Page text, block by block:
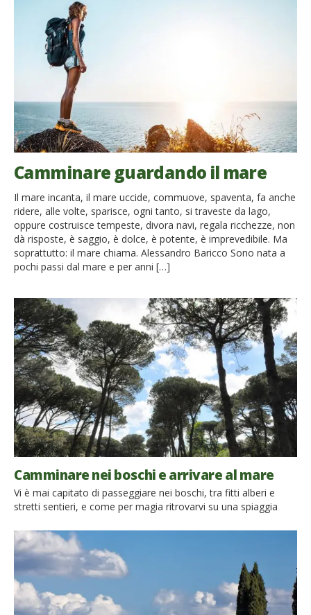
Camminare guardando il mare
Il mare incanta, il mare uccide, commuove, spaventa, fa anche
ridere, alle volte, sparisce, ogni tanto, si traveste da lago,
oppure costruisce tempeste, divora navi, regala ricchezze, non
dà risposte, è saggio, è dolce, è potente, è imprevedibile. Ma
soprattutto: il mare chiama. Alessandro Baricco Sono nata a
pochi passi dal mare e per anni […]
Camminare nei boschi e arrivare al mare
Vi è mai capitato di passeggiare nei boschi, tra fitti alberi e
stretti sentieri, e come per magia ritrovarvi su una spiaggia
decide di fare un’escursione nel Parco di San Rossore, in
Toscana. A pochi chilometri dal centro di Pisa si accede in […]